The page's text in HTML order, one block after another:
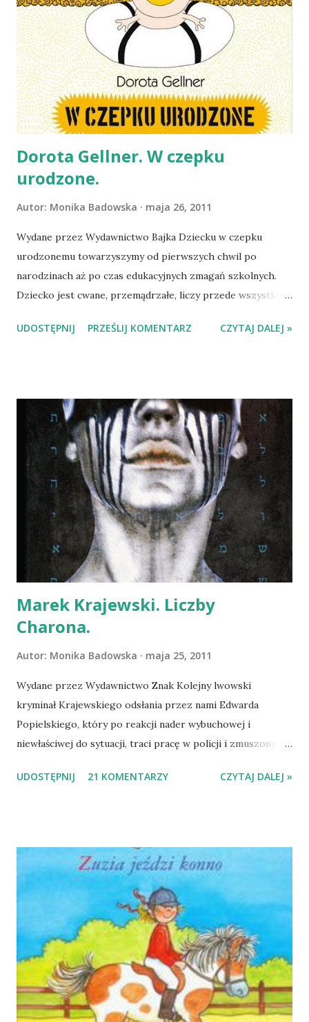
Dorota Gellner. W czepku
urodzone.
Autor: Monika Badowska maja 26, 2011
Wydane przez Wydawnictwo Bajka Dziecku w czepku
urodzonemu towarzyszymy od pierwszych chwil po
narodzinach aż po czas edukacyjnych zmagań szkolnych.
Dziecko jest cwane, przemądrzałe, liczy przede wszystkim
Gellner opisuje opierając się na związkach
czepku urodzonym i dzięki tej zabawie osiąga humor
abstrakcyjny i, powiedzmy sobie szczerze, nie
przemawiający do każdego. Wierni czytelnicy Pani Gellner z
pewnością zauważą podobieństwa łączące "Dziecko..." i
"Zająca", a ci, których zachwycił uroczy marchwewkożerca, z
pewnością zauroczy także najnowsza opowieść Pani Doroty
zilustrowana idealnie przez Kacpra Dudka. Życzę udanej
lektury:-) Zapewniam, że nie będziecie się nudzić!
UDOSTĘPNIJ PRZEŚLIJ KOMENTARZ CZYTAJ DALEJ »
Marek Krajewski. Liczby
Charona.
Autor: Monika Badowska maja 25, 2011
Wydane przez Wydawnictwo Znak Kolejny lwowski
kryminał Krajewskiego odsłania przez nami Edwarda
Popielskiego, który po reakcji nader wybuchowej i
niewłaściwej do sytuacji, traci pracę w policji i zmuszony
finansów powoduje równie nagłe i bolesne zubożenie, czyli
w rozwiązaniu zagadki zaginięcia hrabiny, a policjanci
proszą o wsparcie w poszukiwaniach zabójcy
zostawiającego przy ciałach martwych kobiet napisy w
języku hebrajskim przed Popielskim rysuje się szansa na
odzyskanie szacunku i zarobienie pieniędzy. Z książkami
Krajewskiego jest tak, że mimo odrażających scen
opisujących spelunki, śmierdzące zaułki, różne paskudne
rzeczy, które ludzie robią sobie wzajemnie, czyta się je
sprawnie i co więcej - angażują uwagę czytelnika. Za
UDOSTĘPNIJ 21 KOMENTARZY CZYTAJ DALEJ »